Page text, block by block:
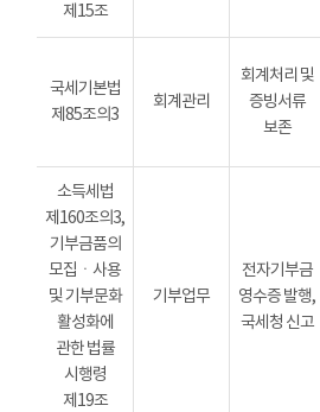
제15조
국세기본법
제85조의3
회계관리
회계처리 및
증빙서류
보존
소득세법
제160조의3,
기부금품의
모집ㆍ사용
및 기부문화
활성화에
관한 법률
시행령
제19조
기부업무
전자기부금
영수증 발행,
국세청 신고